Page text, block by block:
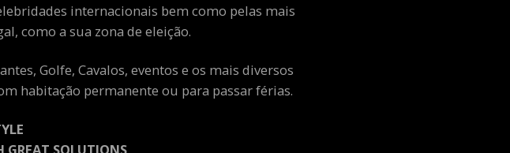
internacionais bem como pelas mais
como a sua zona de eleição.
Golfe, Cavalos, eventos e os mais diversos
habitação permanente ou para passar férias.
GREAT SOLUTIONS